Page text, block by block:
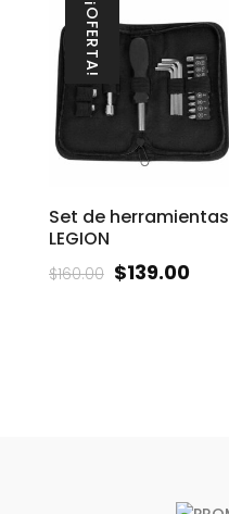
¡OFERTA!
Set de herramientas
LEGION
$160.00 $139.00